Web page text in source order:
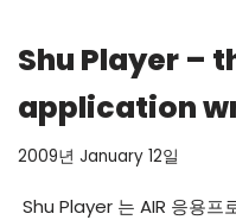
Shu Player –
application
2009년 January 12일
Shu Player 는 AIR 응용프